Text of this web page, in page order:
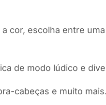
cor, escolha entre
de modo lúdico e
cabeças e muito mais.